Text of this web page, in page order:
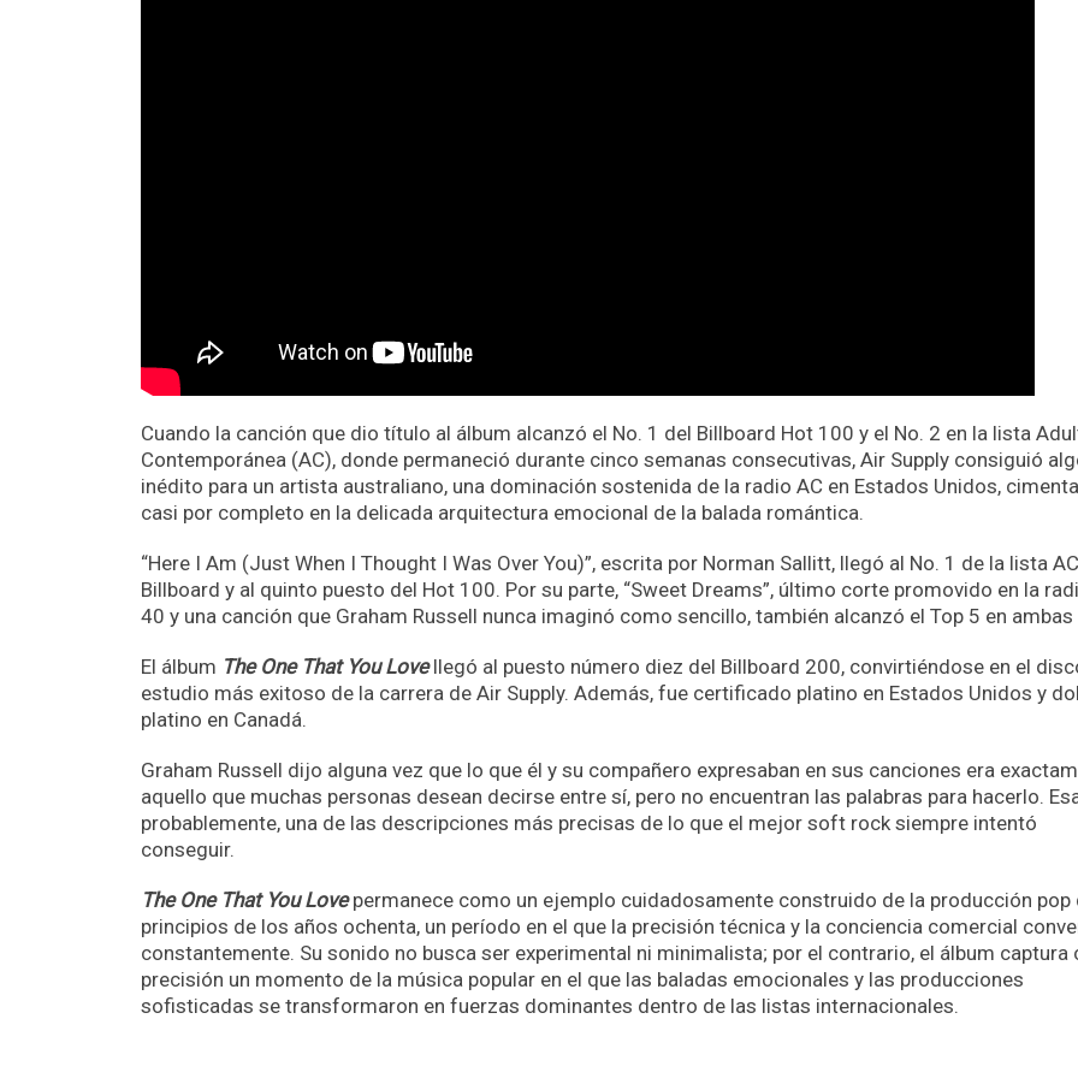
Cuando la canción que dio título al álbum alcanzó el No. 1 del Billboard Hot 100 y el No. 2 en la lista
Contemporánea (AC), donde permaneció durante cinco semanas consecutivas, Air Supply consiguió
inédito para un artista australiano, una dominación sostenida de la radio AC en Estados Unidos,
casi por completo en la delicada arquitectura emocional de la balada romántica.
“Here I Am (Just When I Thought I Was Over You)”, escrita por Norman Sallitt, llegó al No. 1 de la lista
Billboard y al quinto puesto del Hot 100. Por su parte, “Sweet Dreams”, último corte promovido en la
40 y una canción que Graham Russell nunca imaginó como sencillo, también alcanzó el Top 5 en
El álbum The One That You Lovellegó al puesto número diez del Billboard 200, convirtiéndose en el
estudio más exitoso de la carrera de Air Supply. Además, fue certificado platino en Estados Unidos y
platino en Canadá.
Graham Russell dijo alguna vez que lo que él y su compañero expresaban en sus canciones era
aquello que muchas personas desean decirse entre sí, pero no encuentran las palabras para hacerlo.
probablemente, una de las descripciones más precisas de lo que el mejor soft rock siempre intentó
conseguir.
The One That You Lovepermanece como un ejemplo cuidadosamente construido de la producción pop
principios de los años ochenta, un período en el que la precisión técnica y la conciencia comercial
constantemente. Su sonido no busca ser experimental ni minimalista; por el contrario, el álbum captura
precisión un momento de la música popular en el que las baladas emocionales y las producciones
sofisticadas se transformaron en fuerzas dominantes dentro de las listas internacionales.